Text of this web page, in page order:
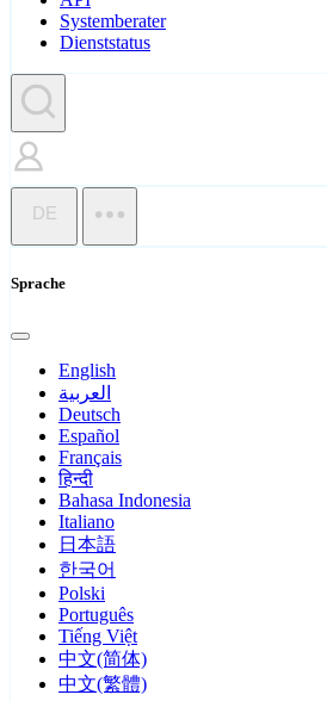
Systemberater
Dienststatus
DE
Sprache
English
العربية
Deutsch
Español
Français
हिन्दी
Bahasa Indonesia
Italiano
日本語
한국어
Polski
Português
Tiếng Việt
中文(简体)
中文(繁體)